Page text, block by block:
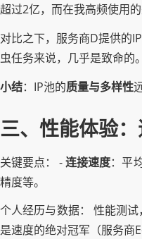
超过2亿，而在我高频使用
对比之下，服务商D提供的
虫任务来说，几乎是致命的
小结：IP池的质量与多样性
三、性能体验
关键要点： -连接速度：平
精度等。
个人经历与数据： 性能测
是速度的绝对冠军（服务商